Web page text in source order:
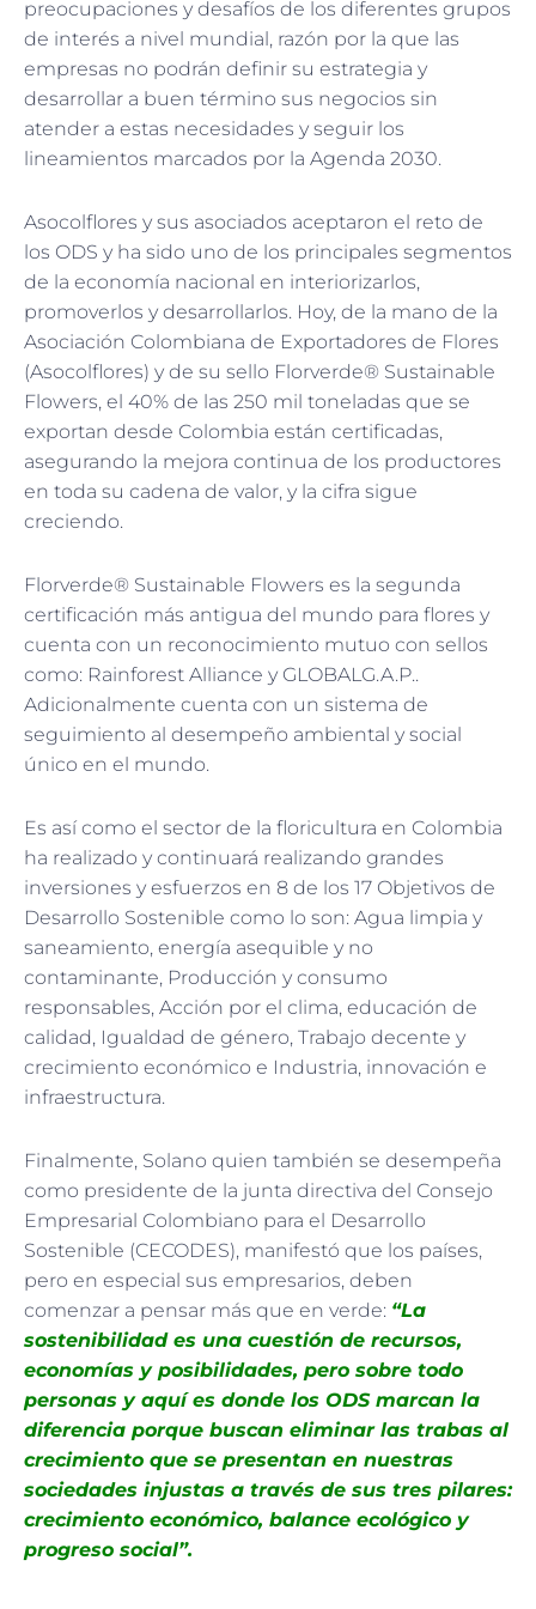
preocupaciones y desafíos de los diferentes grupos
de interés a nivel mundial, razón por la que las
empresas no podrán definir su estrategia y
desarrollar a buen término sus negocios sin
atender a estas necesidades y seguir los
lineamientos marcados por la Agenda 2030.
Asocolflores y sus asociados aceptaron el reto de
los ODS y ha sido uno de los principales segmentos
de la economía nacional en interiorizarlos,
promoverlos y desarrollarlos. Hoy, de la mano de la
Asociación Colombiana de Exportadores de Flores
(Asocolflores) y de su sello Florverde® Sustainable
Flowers, el 40% de las 250 mil toneladas que se
exportan desde Colombia están certificadas,
asegurando la mejora continua de los productores
en toda su cadena de valor, y la cifra sigue
creciendo.
Florverde® Sustainable Flowers es la segunda
certificación más antigua del mundo para flores y
cuenta con un reconocimiento mutuo con sellos
como: Rainforest Alliance y GLOBALG.A.P..
Adicionalmente cuenta con un sistema de
seguimiento al desempeño ambiental y social
único en el mundo.
Es así como el sector de la floricultura en Colombia
ha realizado y continuará realizando grandes
inversiones y esfuerzos en 8 de los 17 Objetivos de
Desarrollo Sostenible como lo son: Agua limpia y
saneamiento, energía asequible y no
contaminante, Producción y consumo
responsables, Acción por el clima, educación de
calidad, Igualdad de género, Trabajo decente y
crecimiento económico e Industria, innovación e
infraestructura.
Finalmente, Solano quien también se desempeña
como presidente de la junta directiva del Consejo
Empresarial Colombiano para el Desarrollo
Sostenible (CECODES), manifestó que los países,
pero en especial sus empresarios, deben
comenzar a pensar más que en verde: “La
sostenibilidad es una cuestión de recursos,
economías y posibilidades, pero sobre todo
personas y aquí es donde los ODS marcan la
diferencia porque buscan eliminar las trabas al
crecimiento que se presentan en nuestras
sociedades injustas a través de sus tres pilares:
crecimiento económico, balance ecológico y
progreso social”.